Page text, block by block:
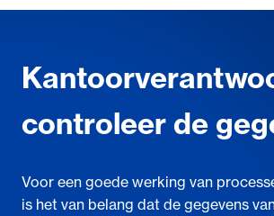
controleer de
Voor een goede werking van
is het van belang dat de gegevens